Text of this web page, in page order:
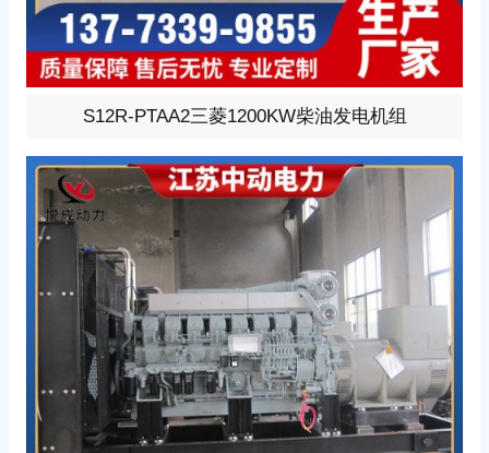
1200KW柴油发电机组，选用三菱型号:S12R-PTAA2、柴
V型12缸发动机配套昇丰全铜无刷发电机，全铜发电机质
保两年。标配自启动自保护液晶控制器。
S12R-PTAA2三菱1200KW柴油发电机组